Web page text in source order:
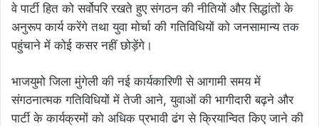
वे पार्टी हित को सर्वोपरि रखते हुए संगठन की नीतियों और सिद्धांतों के
अनुरूप कार्य करेंगे तथा युवा मोर्चा की गतिविधियों को जनसामान्य तक
पहुंचाने में कोई कसर नहीं छोड़ेंगे।
भाजयुमो जिला मुंगेली की नई कार्यकारिणी से आगामी समय में
संगठनात्मक गतिविधियों में तेजी आने, युवाओं की भागीदारी बढ़ने और
पार्टी के कार्यक्रमों को अधिक प्रभावी ढंग से क्रियान्वित किए जाने की